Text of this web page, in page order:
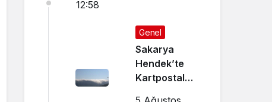
12:58
Genel
Sakarya
Hendek’te
Kartpostal